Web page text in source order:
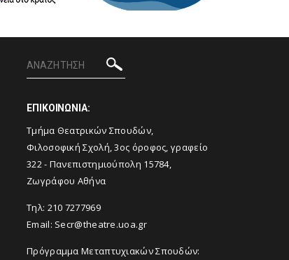
ΕΠΙΚΟΙΝΩΝΙΑ:
Tμήμα Θεατρικών Σπουδών,
Φιλοσοφική Σχολή, 3ος όροφος, γραφείο
322 - Πανεπιστημιούπολη 15784,
Ζωγράφου Αθήνα
Τηλ: 210 7277969
Email: Secr@theatre.uoa.gr
Πρόγραμμα Μεταπτυχιακών Σπουδών: